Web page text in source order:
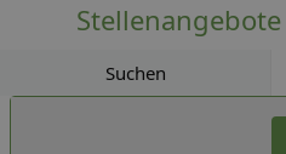
Suchen